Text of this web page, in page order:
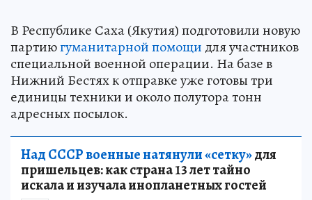
В Республике Саха (Якутия) подготовили новую
партиюгуманитарной помощи для участников
специальной военной операции. На базе в
Нижний Бестях к отправке уже готовы три
единицы техники и около полутора тонн
адресных посылок.
Над СССР военные натянули «сетку»для
пришельцев: как страна 13 лет тайно
искала и изучала инопланетных гостей